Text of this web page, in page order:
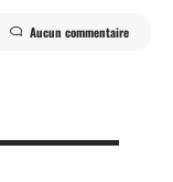
Aucun commentaire